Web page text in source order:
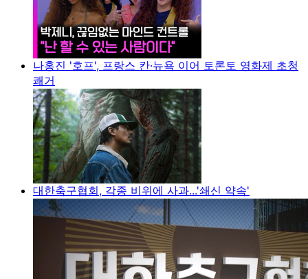
나홍진 '호프', 프랑스 칸·뉴욕 이어 토론토 영화제 초청
쾌거
대한축구협회, 각종 비위에 사과...'쇄신 약속'